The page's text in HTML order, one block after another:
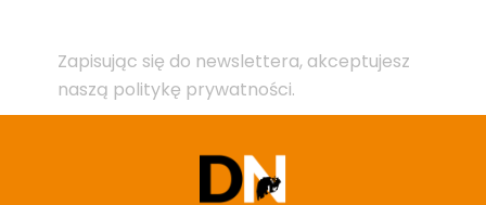
Zapisując się do newslettera, akceptujesz
naszą politykę prywatności.